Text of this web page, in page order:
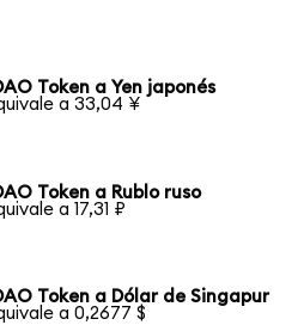
Token a Yen japonés
a 33,04 ¥
Token a Rublo ruso
a 17,31 ₽
Token a Dólar de Singapur
a 0,2677 $